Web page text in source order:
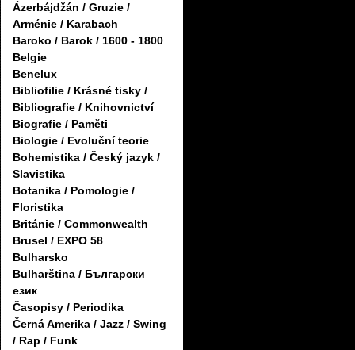
Ázerbájdžán / Gruzie /
Arménie / Karabach
Baroko / Barok / 1600 - 1800
Belgie
Benelux
Bibliofilie / Krásné tisky /
Bibliografie / Knihovnictví
Biografie / Paměti
Biologie / Evoluční teorie
Bohemistika / Český jazyk /
Slavistika
Botanika / Pomologie /
Floristika
Británie / Commonwealth
Brusel / EXPO 58
Bulharsko
Bulharština / Български
език
Časopisy / Periodika
Černá Amerika / Jazz / Swing
/ Rap / Funk